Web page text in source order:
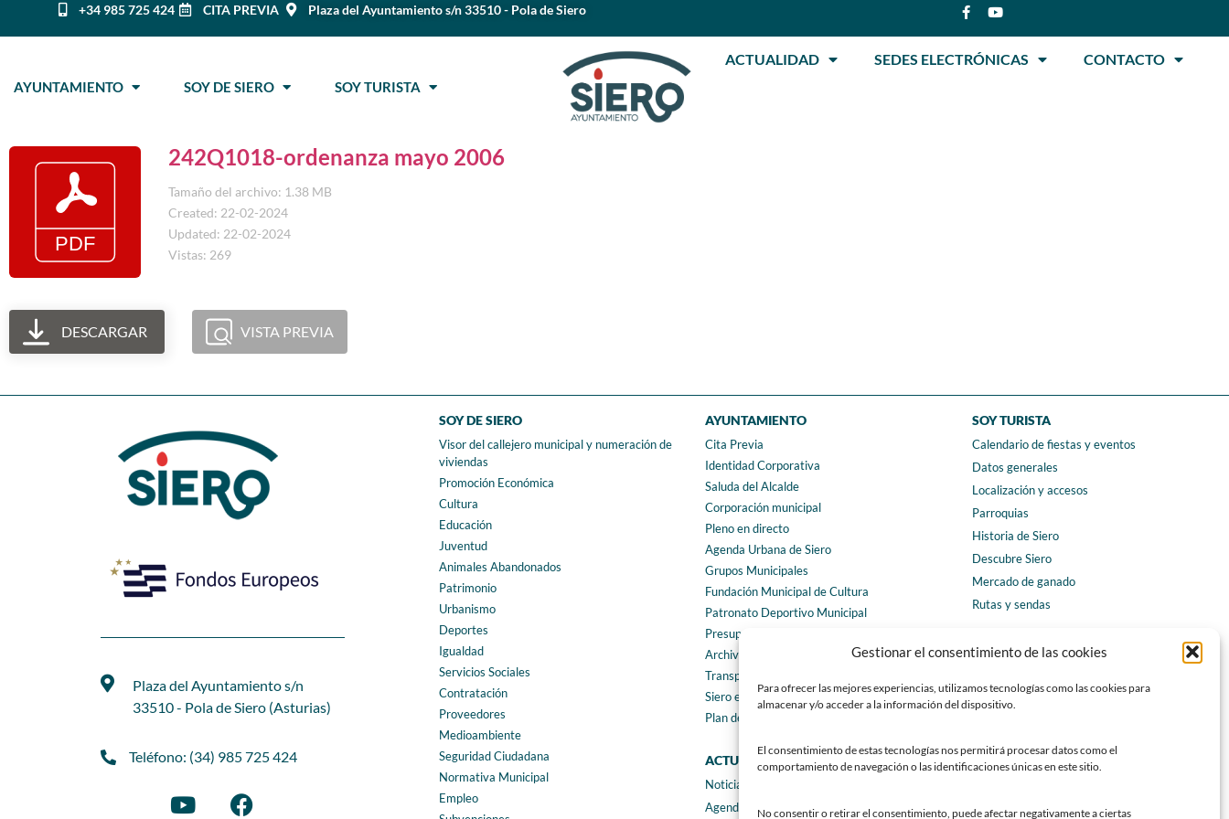
Gestionar el consentimiento de las cookies
Para ofrecer las mejores experiencias, utilizamos tecnologías como las cookies para
almacenar y/o acceder a la información del dispositivo.
El consentimiento de estas tecnologías nos permitirá procesar datos como el
comportamiento de navegación o las identificaciones únicas en este sitio.
No consentir o retirar el consentimiento, puede afectar negativamente a ciertas
+34 985 725 424 CITA PREVIA Plaza del Ayuntamiento s/n 33510 - Pola de Siero
AYUNTAMIENTO SOY DE SIERO SOY TURISTA
ACTUALIDAD SEDES ELECTRÓNICAS CONTACTO
242Q1018-ordenanza mayo 2006
Tamaño del archivo: 1.38 MB
Created: 22-02-2024
Updated: 22-02-2024
Vistas: 269
DESCARGAR VISTA PREVIA
Plaza del Ayuntamiento s/n
33510 - Pola de Siero (Asturias)
Teléfono: (34) 985 725 424
SOY DE SIERO
Visor del callejero municipal y numeración de
viviendas
Promoción Económica
Cultura
Educación
Juventud
Animales Abandonados
Patrimonio
Urbanismo
Deportes
Igualdad
Servicios Sociales
Contratación
Proveedores
Medioambiente
Seguridad Ciudadana
Normativa Municipal
Empleo
AYUNTAMIENTO
Cita Previa
Identidad Corporativa
Saluda del Alcalde
Corporación municipal
Pleno en directo
Agenda Urbana de Siero
Grupos Municipales
Fundación Municipal de Cultura
Patronato Deportivo Municipal
Presupuestos municipales
Archivo municipal
Transparencia
Siero en Cifras
Plan de igualdad
ACTUALIDAD
Noticias
Agenda
SOY TURISTA
Calendario de fiestas y eventos
Datos generales
Localización y accesos
Parroquias
Historia de Siero
Descubre Siero
Mercado de ganado
Rutas y sendas
CONTACTO
Teléfonos de interés
Formulario de contacto